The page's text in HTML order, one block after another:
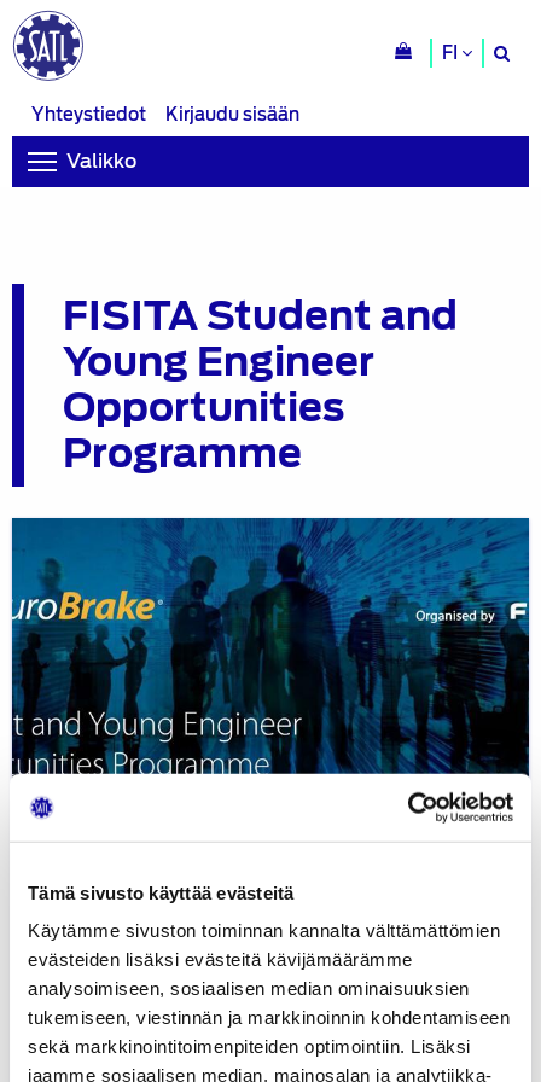
Tämä sivusto käyttää evästeitä
Käytämme sivuston toiminnan kannalta välttämättömien
evästeiden lisäksi evästeitä kävijämäärämme
analysoimiseen, sosiaalisen median ominaisuuksien
tukemiseen, viestinnän ja markkinoinnin kohdentamiseen
sekä markkinointitoimenpiteiden optimointiin. Lisäksi
jaamme sosiaalisen median, mainosalan ja analytiikka-
FI
Yhteystiedot
Kirjaudu sisään
Valikko
FISITA Student and
Young Engineer
Opportunities
Programme
Haku on auki FISITA:n EuroBrake-
kongerssin opiskelijoiden...
on
auki
FISITA:n EuroBrake-
kongerssin
opiskelijoiden
nuorten
insinöörien
ohjelmaan